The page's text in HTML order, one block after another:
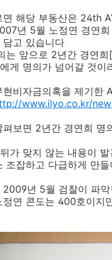
면 해당 부동산은 24th
년 5월 노정연 경연
고 있습니다
는 앞으로 2년간 경연
게 명의가 넘어갈 것이
비자금의혹을 제기한
www.ilyo.co.kr/
펴보면 2년간 경연희
가 맞지 않는 내용이
조잡하고 다급하게 만
2009년 5월 검찰이 파
정연 콘도는 400호이